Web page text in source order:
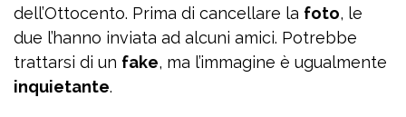
dell’Ottocento. Prima di cancellare la foto, le
due l’hanno inviata ad alcuni amici. Potrebbe
trattarsi di un fake, ma l’immagine è ugualmente
inquietante.